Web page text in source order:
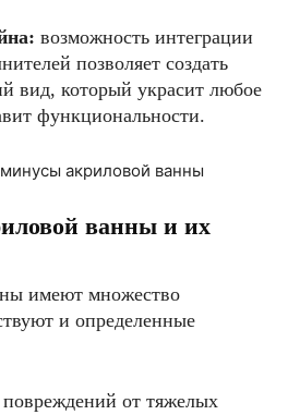
возможность интеграции
позволяет создать
вид, который украсит любое
функциональности.
ванны и их
имеют множество
и определенные
от тяжелых